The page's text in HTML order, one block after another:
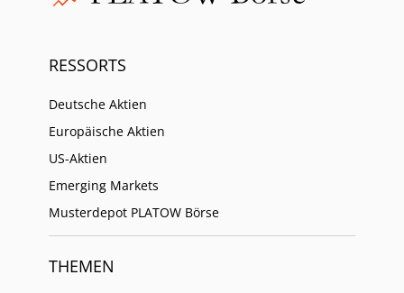
RESSORTS
Deutsche Aktien
Europäische Aktien
US-Aktien
Emerging Markets
Musterdepot PLATOW Börse
THEMEN